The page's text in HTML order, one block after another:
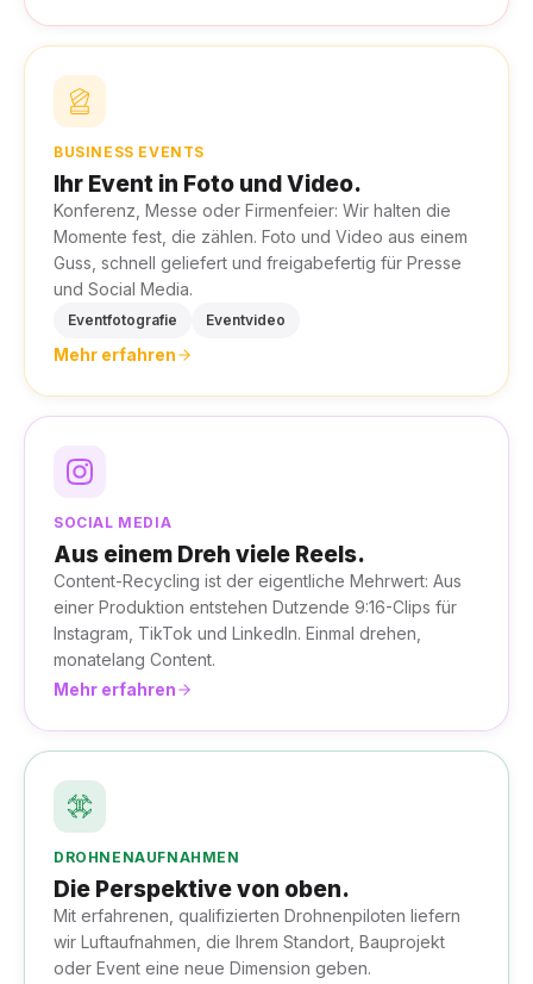
BUSINESS EVENTS
Ihr Event in Foto und Video.
Konferenz, Messe oder Firmenfeier: Wir halten die
Momente fest, die zählen. Foto und Video aus einem
Guss, schnell geliefert und freigabefertig für Presse
und Social Media.
Eventfotografie Eventvideo
Mehr erfahren
SOCIAL MEDIA
Aus einem Dreh viele Reels.
Content-Recycling ist der eigentliche Mehrwert: Aus
einer Produktion entstehen Dutzende 9:16-Clips für
Instagram, TikTok und LinkedIn. Einmal drehen,
monatelang Content.
Mehr erfahren
DROHNENAUFNAHMEN
Die Perspektive von oben.
Mit erfahrenen, qualifizierten Drohnenpiloten liefern
wir Luftaufnahmen, die Ihrem Standort, Bauprojekt
oder Event eine neue Dimension geben.